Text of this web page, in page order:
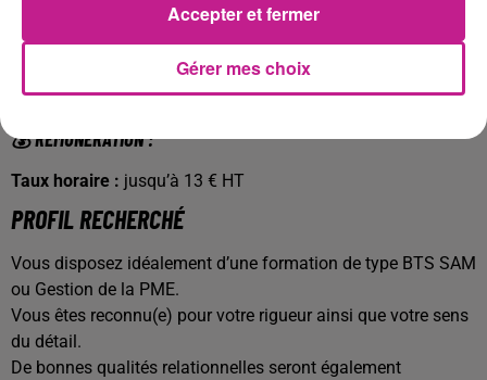
🕒 C
Mission intérim de 3 mois
Démarrage :Dès que possible
💰 RÉMUNÉRATION :
Taux horaire : jusqu’à 13 € HT
PROFIL RECHERCHÉ
Vous disposez idéalement d’une formation de type BTS SAM
ou Gestion de la PME.
Vous êtes reconnu(e) pour votre rigueur ainsi que votre sens
du détail.
De bonnes qualités relationnelles seront également
Gérer mes choix
Accepter et fermer